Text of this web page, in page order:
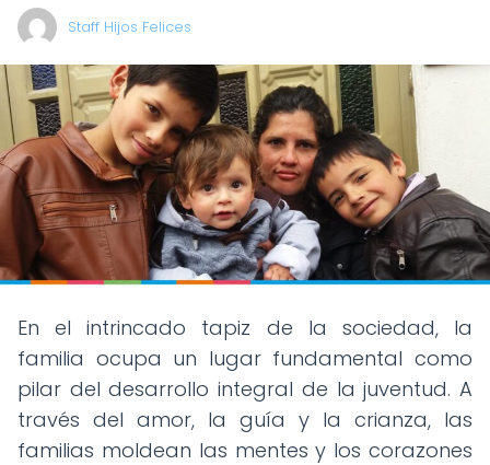
Staff Hijos Felices
En el intrincado tapiz de la sociedad, la
familia ocupa un lugar fundamental como
pilar del desarrollo integral de la juventud. A
través del amor, la guía y la crianza, las
familias moldean las mentes y los corazones